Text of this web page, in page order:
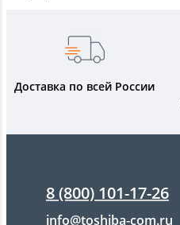
Доставка по всей России
8 (800) 101-17-26
info@toshiba-com.ru